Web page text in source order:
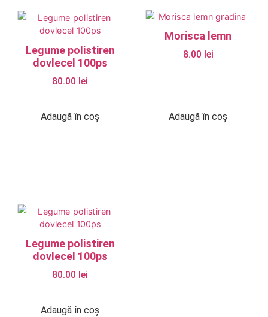
Legume polistiren
dovlecel 100ps
80.00 lei
Adaugă în coș
Morisca lemn
8.00 lei
Adaugă în coș
Legume polistiren
dovlecel 100ps
80.00 lei
Adaugă în coș